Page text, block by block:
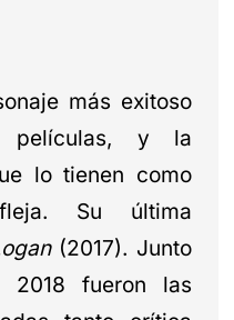
más exitoso
películas, y la
lo tienen como
Su última
(2017). Junto
fueron las